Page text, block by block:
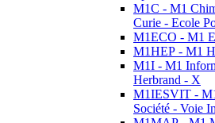
M1C - M1
Curie - Ecole
M1ECO - M1
M1HEP - M1
M1I - M1
Herbrand - X
M1IESVIT -
Société - Voie